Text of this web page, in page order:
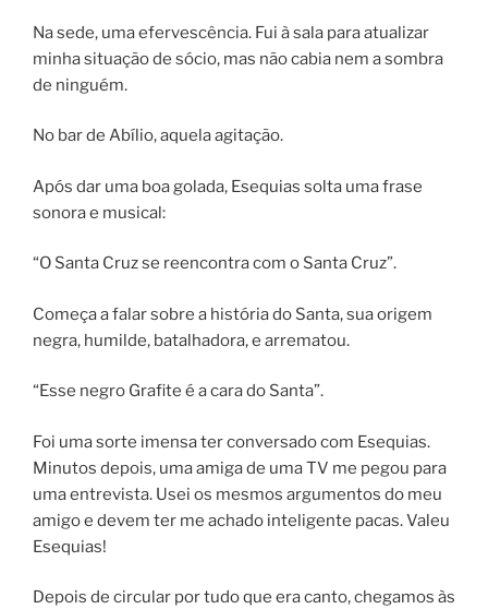
Na sede, uma efervescência. Fui à sala para atualizar
minha situação de sócio, mas não cabia nem a sombra
de ninguém.
No bar de Abílio, aquela agitação.
Após dar uma boa golada, Esequias solta uma frase
sonora e musical:
“O Santa Cruz se reencontra com o Santa Cruz”.
Começa a falar sobre a história do Santa, sua origem
negra, humilde, batalhadora, e arrematou.
“Esse negro Grafite é a cara do Santa”.
Foi uma sorte imensa ter conversado com Esequias.
Minutos depois, uma amiga de uma TV me pegou para
uma entrevista. Usei os mesmos argumentos do meu
amigo e devem ter me achado inteligente pacas. Valeu
Esequias!
Depois de circular por tudo que era canto, chegamos às